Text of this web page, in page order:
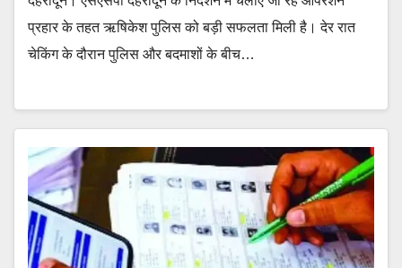
प्रहार के तहत ऋषिकेश पुलिस को बड़ी सफलता मिली है। देर रात
चेकिंग के दौरान पुलिस और बदमाशों के बीच…